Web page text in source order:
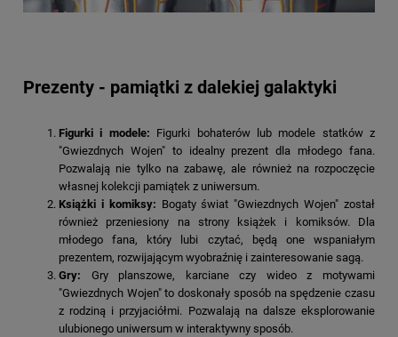
Prezenty - pamiątki z dalekiej galaktyki
Figurki i modele: Figurki bohaterów lub modele statków z
"Gwiezdnych Wojen" to idealny prezent dla młodego fana.
Pozwalają nie tylko na zabawę, ale również na rozpoczęcie
własnej kolekcji pamiątek z uniwersum.
Książki i komiksy: Bogaty świat "Gwiezdnych Wojen" został
również przeniesiony na strony książek i komiksów. Dla
młodego fana, który lubi czytać, będą one wspaniałym
prezentem, rozwijającym wyobraźnię i zainteresowanie sagą.
Gry: Gry planszowe, karciane czy wideo z motywami
"Gwiezdnych Wojen" to doskonały sposób na spędzenie czasu
z rodziną i przyjaciółmi. Pozwalają na dalsze eksplorowanie
ulubionego uniwersum w interaktywny sposób.